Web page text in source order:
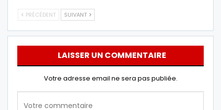
PRÉCÉDENT SUIVANT
LAISSER UN COMMENTAIRE
Votre adresse email ne sera pas publiée.